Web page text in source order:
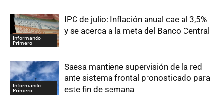
Informando
Primero
IPC de julio: Inflación anual cae al 3,5%
y se acerca a la meta del Banco Central
Informando
Primero
Saesa mantiene supervisión de la red
ante sistema frontal pronosticado para
este fin de semana